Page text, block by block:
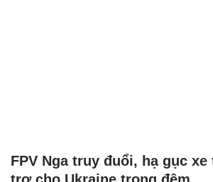
FPV Nga truy đuổi, hạ gục xe